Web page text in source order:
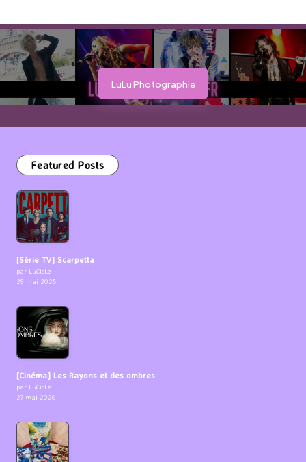
LuLu Photographie
Featured Posts
[Série TV] Scarpetta
par LuCioLe
29 mai 2026
[Cinéma] Les Rayons et des ombres
par LuCioLe
27 mai 2026